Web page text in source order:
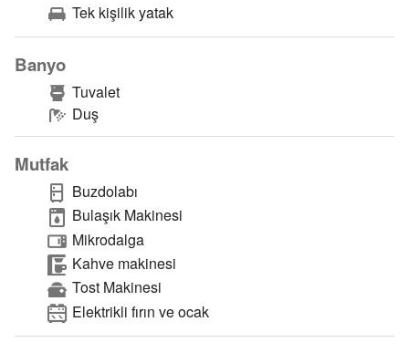
Tek kişilik yatak
Banyo
Tuvalet
Duş
Mutfak
Buzdolabı
Bulaşık Makinesi
Mikrodalga
Kahve makinesi
Tost Makinesi
Elektrikli fırın ve ocak